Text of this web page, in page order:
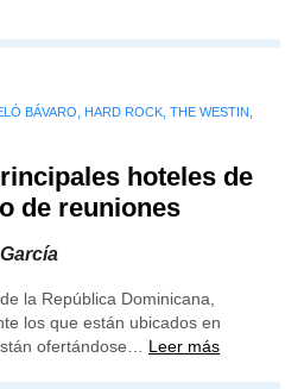
BÁVARO, HARD ROCK, THE WESTIN,
hoteles de
de reuniones
la República Dominicana,
los que están ubicados en
ofertándose… Leer más